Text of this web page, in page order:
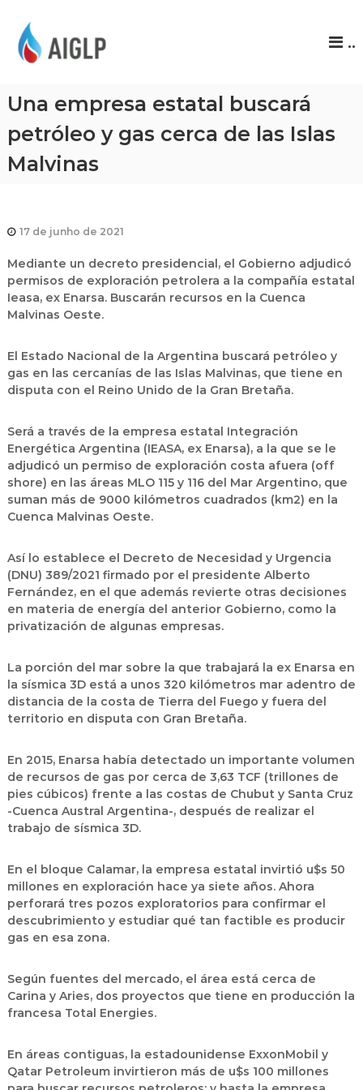
P
..
Una empresa estatal buscará
petróleo y gas cerca de las Islas
Malvinas
17 de junho de 2021
Mediante un decreto presidencial, el Gobierno adjudicó
permisos de exploración petrolera a la compañía estatal
Ieasa, ex Enarsa. Buscarán recursos en la Cuenca
Malvinas Oeste.
El Estado Nacional de la Argentina buscará petróleo y
gas en las cercanías de las Islas Malvinas, que tiene en
disputa con el Reino Unido de la Gran Bretaña.
Será a través de la empresa estatal Integración
Energética Argentina (IEASA, ex Enarsa), a la que se le
adjudicó un permiso de exploración costa afuera (off
shore) en las áreas MLO 115 y 116 del Mar Argentino, que
suman más de 9000 kilómetros cuadrados (km2) en la
Cuenca Malvinas Oeste.
Así lo establece el Decreto de Necesidad y Urgencia
(DNU) 389/2021 firmado por el presidente Alberto
Fernández, en el que además revierte otras decisiones
en materia de energía del anterior Gobierno, como la
privatización de algunas empresas.
La porción del mar sobre la que trabajará la ex Enarsa en
la sísmica 3D está a unos 320 kilómetros mar adentro de
distancia de la costa de Tierra del Fuego y fuera del
territorio en disputa con Gran Bretaña.
En 2015, Enarsa había detectado un importante volumen
de recursos de gas por cerca de 3,63 TCF (trillones de
pies cúbicos) frente a las costas de Chubut y Santa Cruz
-Cuenca Austral Argentina-, después de realizar el
trabajo de sísmica 3D.
En el bloque Calamar, la empresa estatal invirtió u$s 50
millones en exploración hace ya siete años. Ahora
perforará tres pozos exploratorios para confirmar el
descubrimiento y estudiar qué tan factible es producir
gas en esa zona.
Según fuentes del mercado, el área está cerca de
Carina y Aries, dos proyectos que tiene en producción la
francesa Total Energies.
En áreas contiguas, la estadounidense ExxonMobil y
Qatar Petroleum invirtieron más de u$s 100 millones